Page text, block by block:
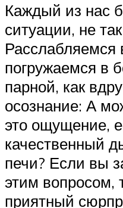
Каждый из нас
ситуации, не
Расслабляемся
погружаемся в
парной, как
осознание: А
это ощущение,
качественный
печи? Если вы
этим вопросом,
приятный